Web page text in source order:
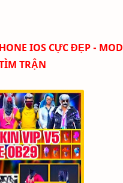
IOS CỰC ĐẸP - MOD
TRẬN